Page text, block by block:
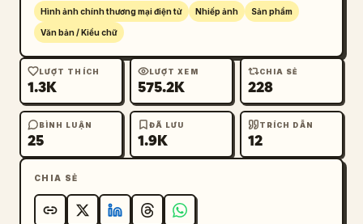
mật lá phong
– Các họa tiết khắc nét mảnh trên bề mặt
Martin”)
Ánh sáng dịu và đều, làm nổi bật kết cấu nhựa
ép, các phản chiếu tinh tế và lớp phủ bảo
mật. Không nhìn thấy bàn tay. Bố cục sạch sẽ,
chi tiết cao, chất lượng 8K.
Hình ảnh chính thương mại điện tử Nhiếp ảnh Sản phẩm
Văn bản / Kiểu chữ
LƯỢT THÍCH
1.3K
LƯỢT XEM
575.2K
CHIA SẺ
228
BÌNH LUẬN
25
ĐÃ LƯU
1.9K
TRÍCH DẪN
12
CHIA SẺ